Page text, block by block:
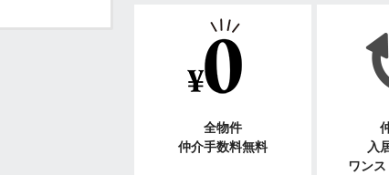
全物件
仲介手数料無料
入
ワン